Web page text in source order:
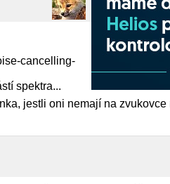
cancelling-
spektra...
jestli oni nemají na